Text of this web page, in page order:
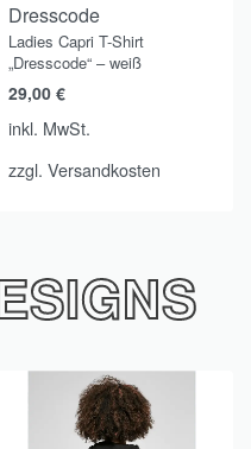
Dresscode
Ladies Capri T-Shirt
„Dresscode“ – weiß
29,00 €
inkl. MwSt.
zzgl. Versandkosten